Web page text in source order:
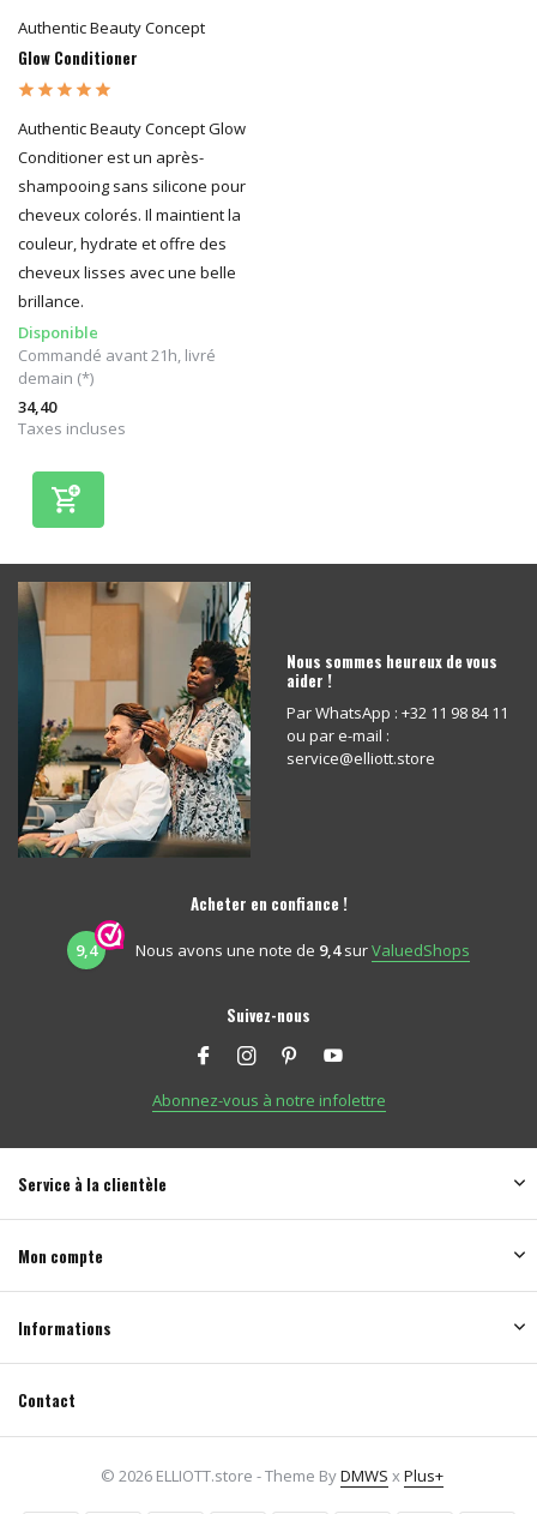
Authentic Beauty Concept
Glow Conditioner
Authentic Beauty Concept Glow
Conditioner est un après-
shampooing sans silicone pour
cheveux colorés. Il maintient la
couleur, hydrate et offre des
cheveux lisses avec une belle
brillance.
Disponible
Commandé avant 21h, livré
demain (*)
34,40
Taxes incluses
Nous sommes heureux de vous
aider !
Par WhatsApp : +32 11 98 84 11
ou par e-mail :
service@elliott.store
Acheter en confiance !
9,4 Nous avons une note de 9,4surValuedShops
Suivez-nous
Abonnez-vous à notre infolettre
Service à la clientèle
Mon compte
Informations
Contact
© 2026 ELLIOTT.store - Theme ByDMWS xPlus+